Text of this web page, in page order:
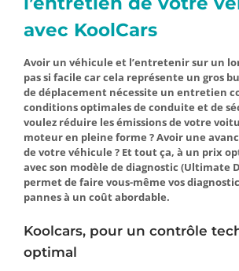
avec KoolCars
Avoir un véhicule et l’entretenir sur un
pas si facile car cela représente un gros
de déplacement nécessite un entretien
conditions optimales de conduite et de
voulez réduire les émissions de votre
moteur en pleine forme ? Avoir une
de votre véhicule ? Et tout ça, à un prix
avec son modèle de diagnostic (Ultimate
permet de faire vous-même vos
pannes à un coût abordable.
Koolcars, pour un contrôle
optimal